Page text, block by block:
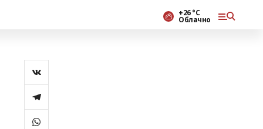
+26 °С
Облачно